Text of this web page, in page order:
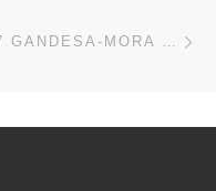
FOTOS AÉREAS MUESTRA 327 GANDESA-MORA DE EBRO